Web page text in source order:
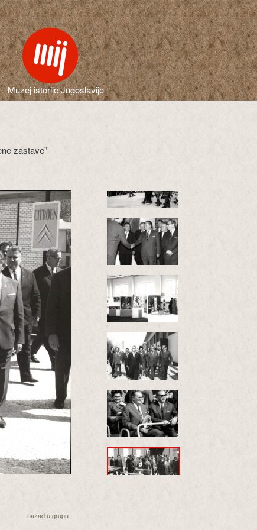
Muzej istorije Jugoslavije
zastave"
nazad u grupu